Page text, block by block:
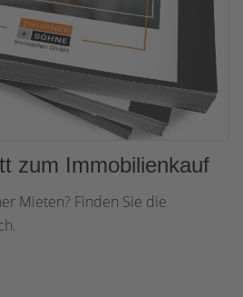
zum Immobilienkauf
Mieten? Finden Sie die